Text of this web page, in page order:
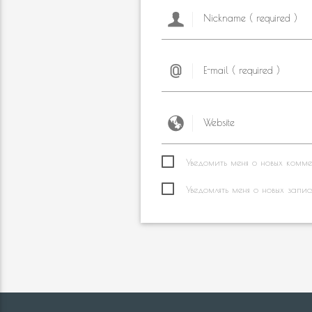
Уведомить меня о новых
Уведомлять меня о новых